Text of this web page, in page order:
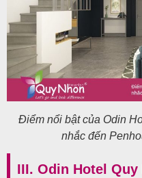
Điểm nổi bật của Odin
nhắc đến
III. Odin Hotel